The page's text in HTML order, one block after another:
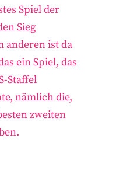
Spiel der
Sieg
anderen ist da
ein Spiel, das
Staffel
nämlich die,
zweiten